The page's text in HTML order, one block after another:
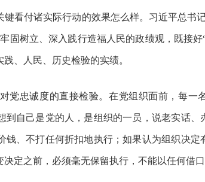
看付诸实际行动的效果怎么样。习近平总书记
固树立、深入践行造福人民的政绩观，既接好
、人民、历史检验的实绩。
党忠诚度的直接检验。在党组织面前，每一
到自己是党的人，是组织的一员，说老实话、
钱、不打任何折扣地执行；如果认为组织决定
定之前，必须毫无保留执行，不能以任何借口